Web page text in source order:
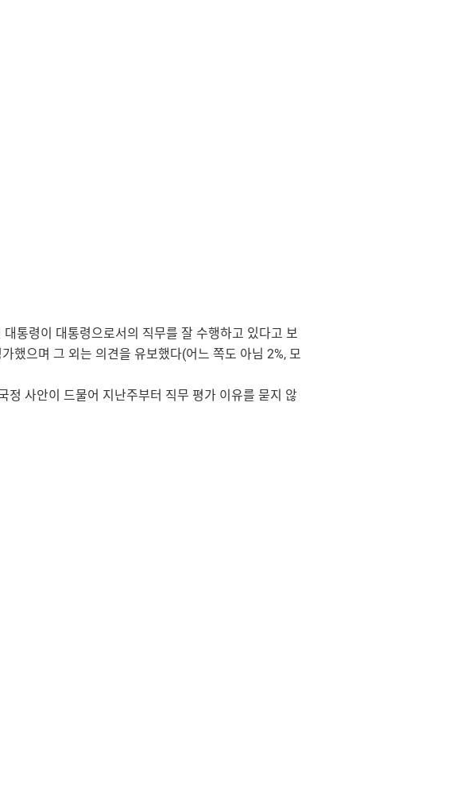
통령이 대통령으로서의 직무를 잘 수행하고 있다고 보
했으며 그 외는 의견을 유보했다(어느 쪽도 아님 2%, 모
사안이 드물어 지난주부터 직무 평가 이유를 묻지 않